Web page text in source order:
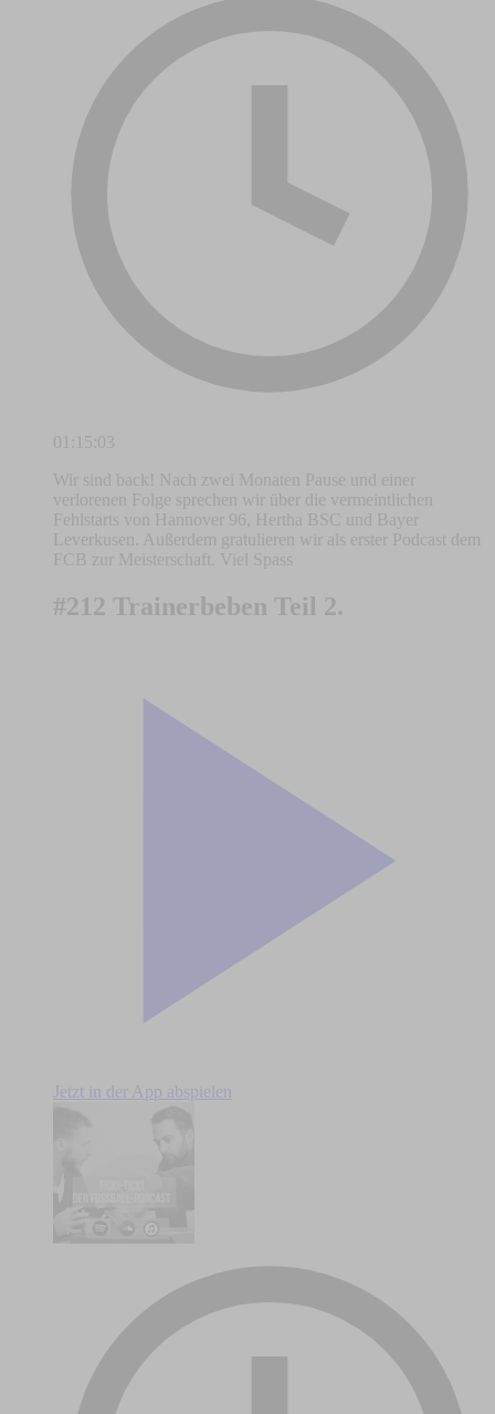
01:15:03
Wir sind back! Nach zwei Monaten Pause und einer
verlorenen Folge sprechen wir über die vermeintlichen
Fehlstarts von Hannover 96, Hertha BSC und Bayer
Leverkusen. Außerdem gratulieren wir als erster Podcast dem
FCB zur Meisterschaft. Viel Spass
#212 Trainerbeben Teil 2.
Jetzt in der App abspielen